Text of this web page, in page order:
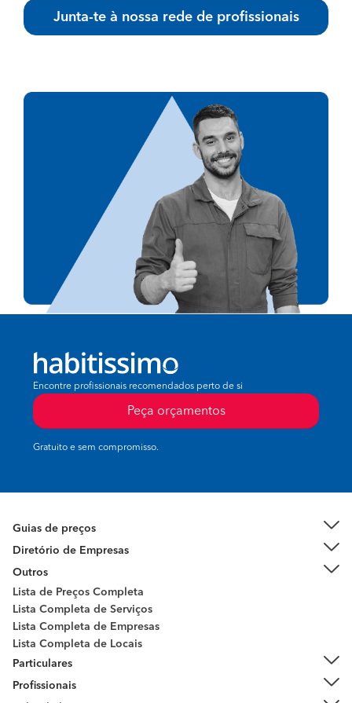
Junta-te à nossa rede de profissionais
Encontre profissionais recomendados perto de si
Peça orçamentos
Gratuito e sem compromisso.
Guias de preços
Diretório de Empresas
Outros
Lista de Preços Completa
Lista Completa de Serviços
Lista Completa de Empresas
Lista Completa de Locais
Particulares
Profissionais